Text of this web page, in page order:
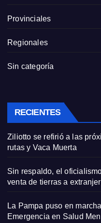
Provinciales
Regionales
Sin categoría
RECIENTES
Ziliotto se refirió a las
rutas y Vaca Muerta
Sin respaldo, el
venta de tierras a
La Pampa puso en
Emergencia en Salud